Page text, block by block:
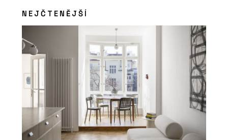
NEJČTENĚJŠÍ